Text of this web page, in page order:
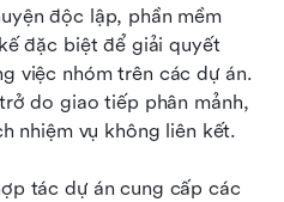
độc lập, phần mềm
đặc biệt để giải quyết
việc nhóm trên các dự án.
do giao tiếp phân mảnh,
nhiệm vụ không liên kết.
tác dự án cung cấp các